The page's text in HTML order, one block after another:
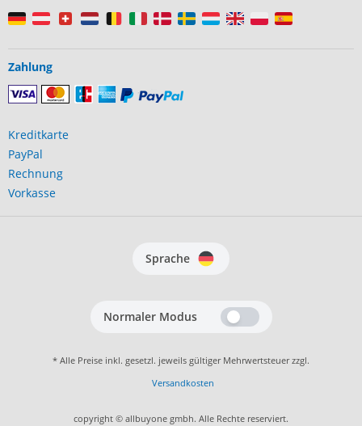
Zahlung
Kreditkarte
PayPal
Rechnung
Vorkasse
Sprache
Normaler Modus
* Alle Preise inkl. gesetzl. jeweils gültiger Mehrwertsteuer zzgl.
Versandkosten
copyright © allbuyone gmbh. Alle Rechte reserviert.